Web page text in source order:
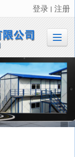
很遗憾，因您的浏览器版本过低导致无法获得最佳浏览体验，推荐下载安装谷歌浏览器！
登录 丨 注册